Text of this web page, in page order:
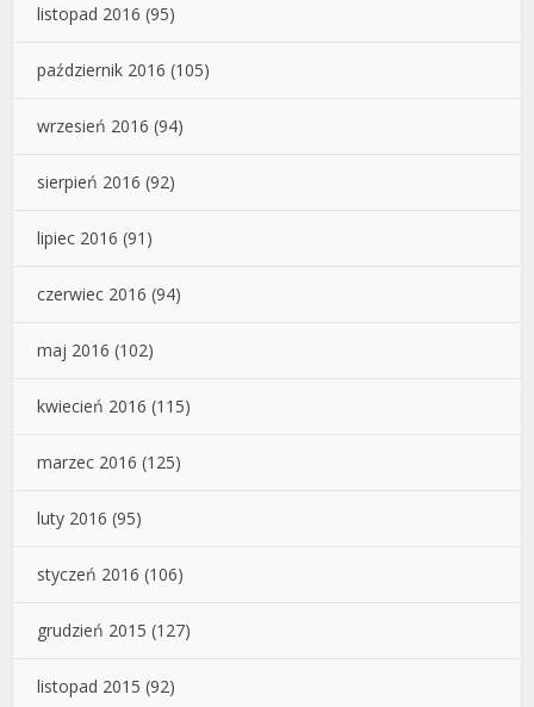
listopad 2016 (95)
październik 2016 (105)
wrzesień 2016 (94)
sierpień 2016 (92)
lipiec 2016 (91)
czerwiec 2016 (94)
maj 2016 (102)
kwiecień 2016 (115)
marzec 2016 (125)
luty 2016 (95)
styczeń 2016 (106)
grudzień 2015 (127)
listopad 2015 (92)